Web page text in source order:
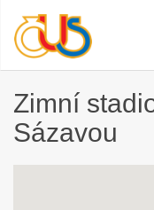
Zimní
Sázavou